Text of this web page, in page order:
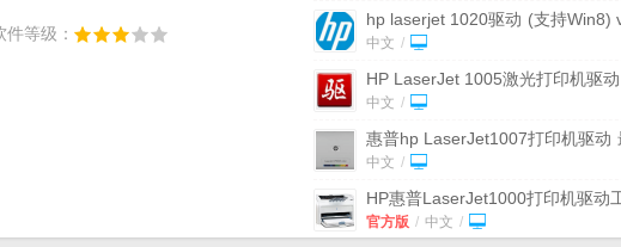
件等级：
hp laserjet 1020驱动 (支持Win8)
最新版
中文 /
HP LaserJet 1005激光打印机驱动
新版
中文 /
惠普hp LaserJet1007打印机驱动
新版
中文 /
HP惠普LaserJet1000打印机驱动
v5.05.0926 官方版
官方版 / 中文 /